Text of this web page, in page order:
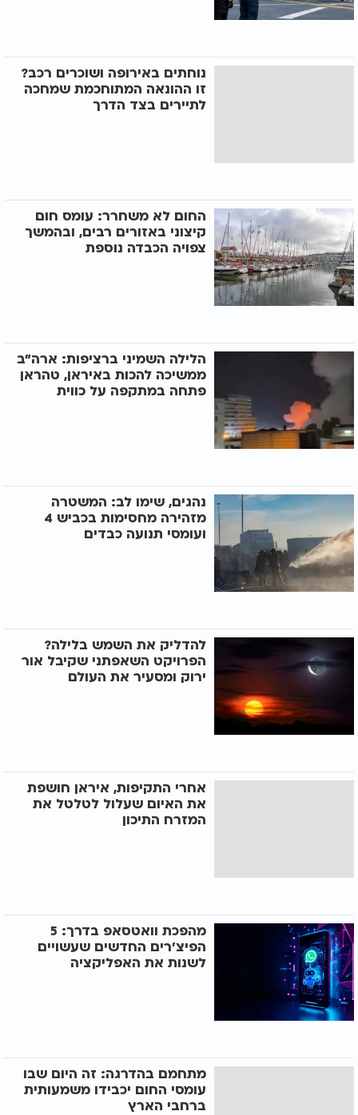
נוחתים באירופה ושוכרים רכב?
זו ההונאה המתוחכמת שמחכה
לתיירים בצד הדרך
החום לא משחרר: עומס חום
קיצוני באזורים רבים, ובהמשך
צפויה הכבדה נוספת
הלילה השמיני ברציפות: ארה"ב
ממשיכה להכות באיראן, טהראן
פתחה במתקפה על כווית
נהגים, שימו לב: המשטרה
מזהירה מחסימות בכביש 4
ועומסי תנועה כבדים
להדליק את השמש בלילה?
הפרויקט השאפתני שקיבל אור
ירוק ומסעיר את העולם
אחרי התקיפות, איראן חושפת
את האיום שעלול לטלטל את
המזרח התיכון
מהפכת וואטסאפ בדרך: 5
הפיצ'רים החדשים שעשויים
לשנות את האפליקציה
מתחמם בהדרגה: זה היום שבו
עומסי החום יכבידו משמעותית
ברחבי הארץ